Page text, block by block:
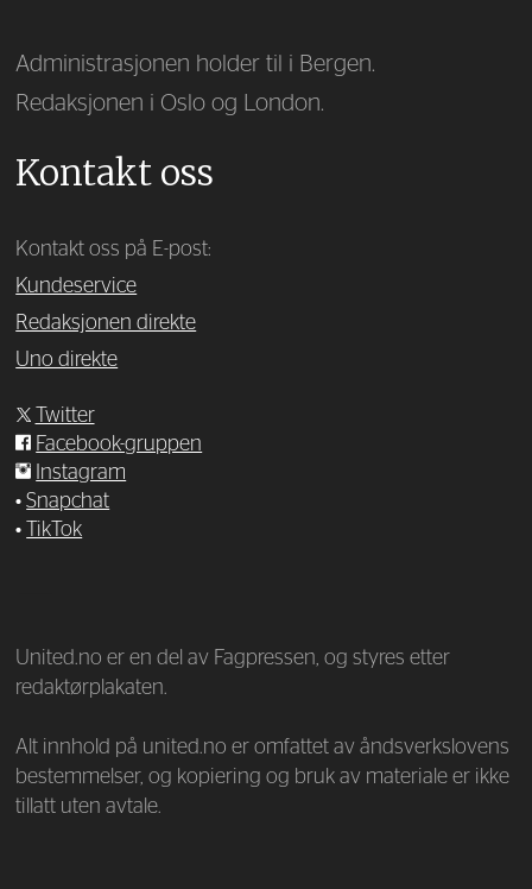
Administrasjonen holder til i Bergen.
Redaksjonen i Oslo og London.
Kontakt oss
Kontakt oss på E-post:
Kundeservice
Redaksjonen direkte
Uno direkte
Twitter
Facebook-gruppen
Instagram
•Snapchat
•
TikTok
United.no er en del av Fagpressen, og styres etter
redaktørplakaten.
Alt innhold på united.no er omfattet av åndsverkslovens
bestemmelser, og kopiering og bruk av materiale er ikke
tillatt uten avtale.